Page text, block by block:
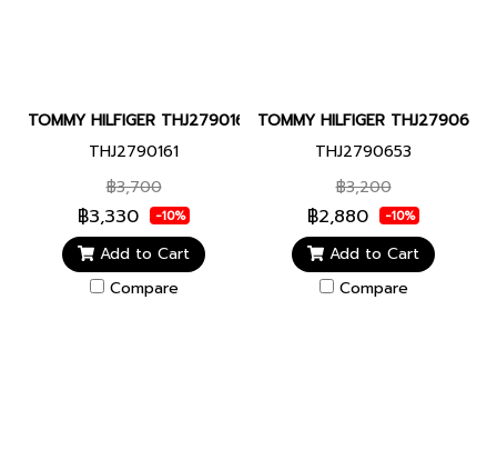
TOMMY HILFIGER THJ2790161 DRESSED UP MEN BRACELET
THJ2790161
฿3,700
฿3,330 -10%
Add to Cart
Compare
TOMMY HILFIGER THJ2790653
THJ2790653
฿3,200
฿2,880 -10%
Add to Cart
Compare